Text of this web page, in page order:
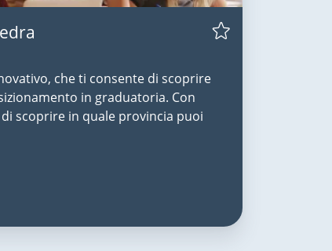
che ti consente di scoprire
in graduatoria. Con
scoprire in quale provincia puoi